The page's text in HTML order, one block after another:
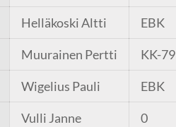
Helläkoski Altti EBK
Muurainen Pertti KK-79
Wigelius Pauli EBK
Vulli Janne 0